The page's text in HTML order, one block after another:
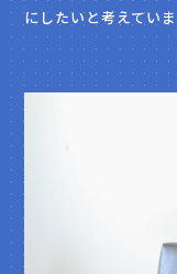
にしたいと考えていま